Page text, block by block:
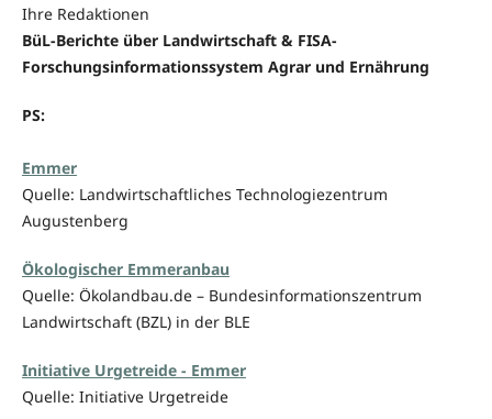
Ihre Redaktionen
BüL-Berichte über Landwirtschaft & FISA-
Forschungsinformationssystem Agrar und Ernährung
PS:
Emmer
Quelle: Landwirtschaftliches Technologiezentrum
Augustenberg
Ökologischer Emmeranbau
Quelle: Ökolandbau.de – Bundesinformationszentrum
Landwirtschaft (BZL) in der BLE
Initiative Urgetreide - Emmer
Quelle: Initiative Urgetreide